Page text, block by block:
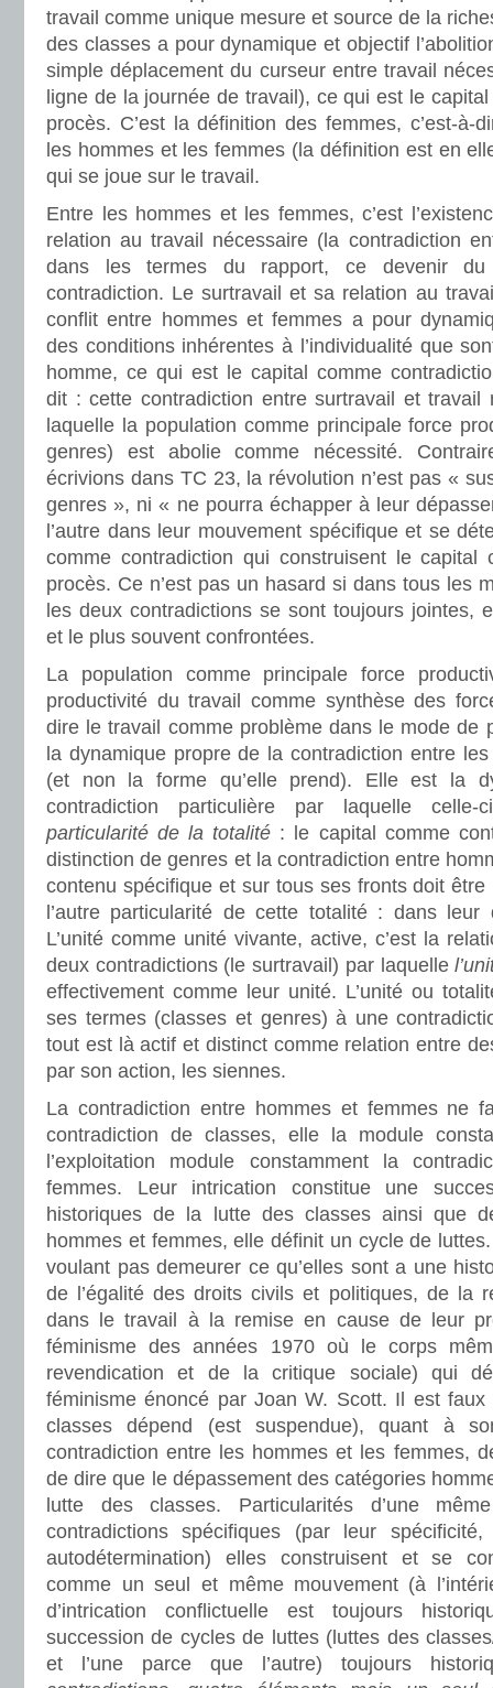
travail comme unique mesure et source de la
des classes a pour dynamique et objectif
simple déplacement du curseur entre travail
ligne de la journée de travail), ce qui est le
procès. C’est la définition des femmes, c’est-à-
les hommes et les femmes (la définition est en
qui se joue sur le travail.
Entre les hommes et les femmes, c’est
relation au travail nécessaire (la contradiction
dans les termes du rapport, ce devenir du
contradiction. Le surtravail et sa relation au
conflit entre hommes et femmes a pour
des conditions inhérentes à l’individualité que
homme, ce qui est le capital comme
dit : cette contradiction entre surtravail et travail
laquelle la population comme principale force
genres) est abolie comme nécessité.
écrivions dans TC 23, la révolution n’est pas «
genres », ni « ne pourra échapper à leur
l’autre dans leur mouvement spécifique et se
comme contradiction qui construisent le capital
procès. Ce n’est pas un hasard si dans tous les
les deux contradictions se sont toujours jointes,
et le plus souvent confrontées.
La population comme principale force
productivité du travail comme synthèse des
dire le travail comme problème dans le mode de
la dynamique propre de la contradiction entre
(et non la forme qu’elle prend). Elle est la
contradiction particulière par laquelle
particularité de la totalité : le capital comme
distinction de genres et la contradiction entre
contenu spécifique et sur tous ses fronts doit
l’autre particularité de cette totalité : dans
L’unité comme unité vivante, active, c’est la
deux contradictions (le surtravail) par laquelle
effectivement comme leur unité. L’unité ou
ses termes (classes et genres) à une
tout est là actif et distinct comme relation entre
par son action, les siennes.
La contradiction entre hommes et femmes ne
contradiction de classes, elle la module
l’exploitation module constamment la
femmes. Leur intrication constitue une
historiques de la lutte des classes ainsi que
hommes et femmes, elle définit un cycle de
voulant pas demeurer ce qu’elles sont a une
de l’égalité des droits civils et politiques, de la
dans le travail à la remise en cause de leur
féminisme des années 1970 où le corps
revendication et de la critique sociale) qui
féminisme énoncé par Joan W. Scott. Il est
classes dépend (est suspendue), quant à
contradiction entre les hommes et les femmes,
de dire que le dépassement des catégories
lutte des classes. Particularités d’une
contradictions spécifiques (par leur
autodétermination) elles construisent et se
comme un seul et même mouvement (à
d’intrication conflictuelle est toujours
succession de cycles de luttes (luttes des
et l’une parce que l’autre) toujours